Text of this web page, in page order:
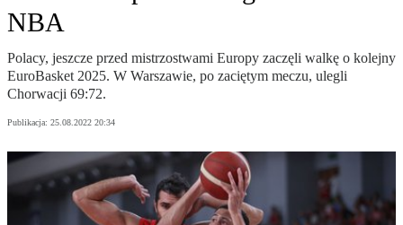
NBA
Polacy, jeszcze przed mistrzostwami Europy zaczęli walkę o kolejny
EuroBasket 2025. W Warszawie, po zaciętym meczu, ulegli
Chorwacji 69:72.
Publikacja: 25.08.2022 20:34